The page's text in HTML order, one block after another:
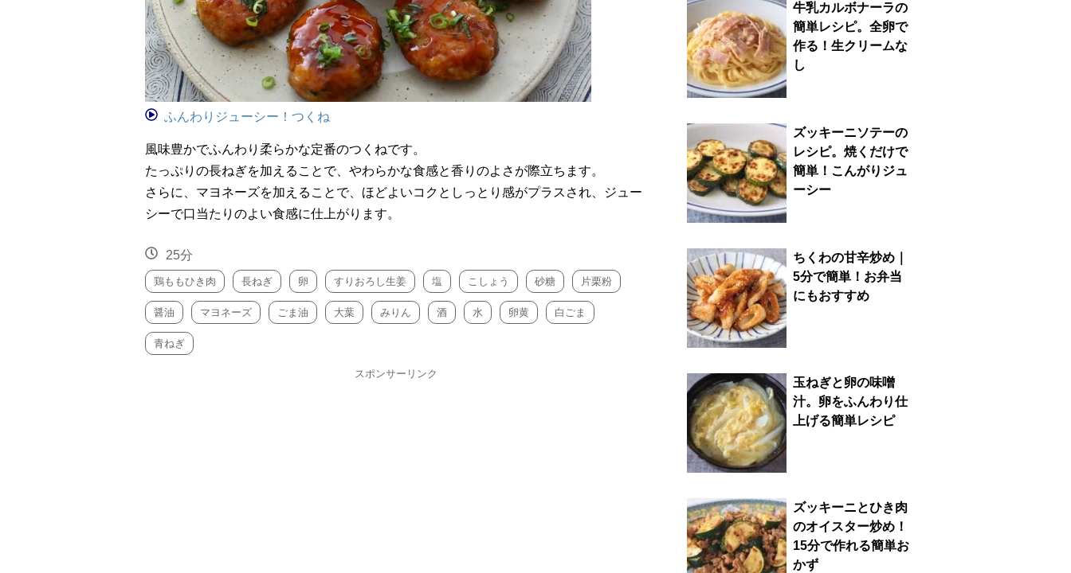
ふんわりジューシー！つくね
風味豊かでふんわり柔らかな定番のつくねです。
たっぷりの長ねぎを加えることで、やわらかな食感と香りのよさが際立ちます。
さらに、マヨネーズを加えることで、ほどよいコクとしっとり感がプラスされ、ジュー
シーで口当たりのよい食感に仕上がります。
25分
鶏ももひき肉 長ねぎ 卵 すりおろし生姜 塩 こしょう 砂糖 片栗粉
醤油 マヨネーズ ごま油 大葉 みりん 酒 水 卵黄 白ごま
青ねぎ
スポンサーリンク
牛乳カルボナーラの
簡単レシピ。全卵で
作る！生クリームな
し
ズッキーニソテーの
レシピ。焼くだけで
簡単！こんがりジュ
ーシー
ちくわの甘辛炒め｜
5分で簡単！お弁当
にもおすすめ
玉ねぎと卵の味噌
汁。卵をふんわり仕
上げる簡単レシピ
ズッキーニとひき肉
のオイスター炒め！
15分で作れる簡単お
かず